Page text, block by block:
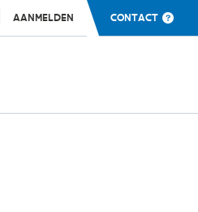
AANMELDEN CONTACT